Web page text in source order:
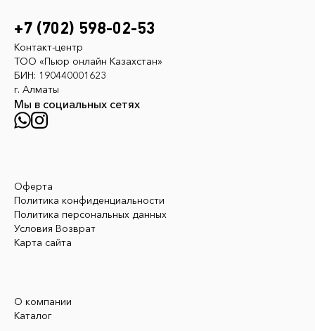
Оферта
Политика конфиденциальности
Политика персональных данных
Условия Возврат
Карта сайта
О компании
Каталог
Мы в социальных сетях
+7 (702) 598-02-53
Контакт-центр
ТОО «Пьюр онлайн Казахстан»
БИН: 190440001623
г. Алматы